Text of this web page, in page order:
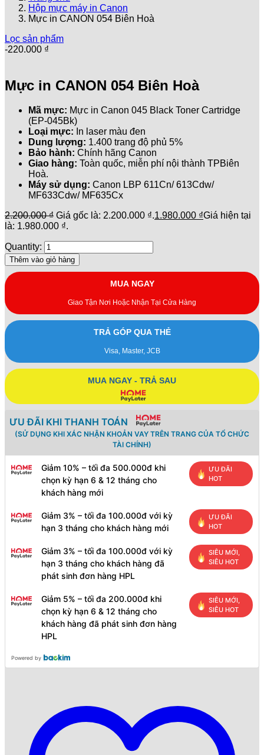
Hộp mực máy in Canon
Mực in CANON 054 Biên Hoà
Lọc sản phẩm
-220.000 ₫
Mực in CANON 054 Biên Hoà
Mã mực: Mực in Canon 045 Black Toner Cartridge
(EP-045Bk)
Loại mực: In laser màu đen
Dung lượng: 1.400 trang độ phủ 5%
Bảo hành: Chính hãng Canon
Giao hàng: Toàn quốc, miễn phí nội thành TPBiên
Hoà.
Máy sử dụng: Canon LBP 611Cn/ 613Cdw/
MF633Cdw/ MF635Cx
2.200.000₫ Giá gốc là: 2.200.000 ₫.1.980.000 ₫Giá hiện tại
là: 1.980.000 ₫.
Quantity:
Thêm vào giỏ hàng
MUA NGAY
Giao Tận Nơi Hoặc Nhận Tại Cửa Hàng
TRẢ GÓP QUA THẺ
Visa, Master, JCB
MUA NGAY - TRẢ SAU
ƯU ĐÃI KHI THANH TOÁN
(SỬ DỤNG KHI XÁC NHẬN KHOẢN VAY TRÊN TRANG CỦA TỔ CHỨC
TÀI CHÍNH)
Giảm 10% – tối đa 500.000đ khi
chọn kỳ hạn 6 & 12 tháng cho
khách hàng mới
ƯU ĐÃI
HOT
Giảm 3% – tối đa 100.000đ với kỳ
hạn 3 tháng cho khách hàng mới
ƯU ĐÃI
HOT
Giảm 3% – tối đa 100.000đ với kỳ
hạn 3 tháng cho khách hàng đã
phát sinh đơn hàng HPL
SIÊU MỚI,
SIÊU HOT
Giảm 5% – tối đa 200.000đ khi
chọn kỳ hạn 6 & 12 tháng cho
khách hàng đã phát sinh đơn hàng
HPL
SIÊU MỚI,
SIÊU HOT
Powered by